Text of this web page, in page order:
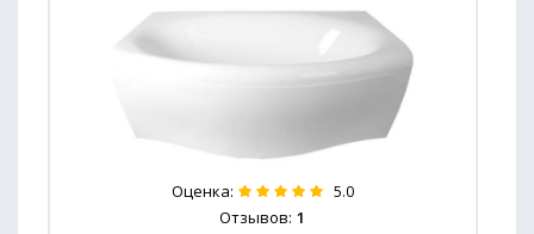
Оценка: 5.0
Отзывов: 1